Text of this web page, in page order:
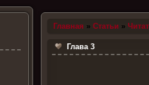
Главная » Статьи »
Глава 3